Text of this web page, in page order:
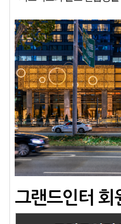
그랜드인터 회